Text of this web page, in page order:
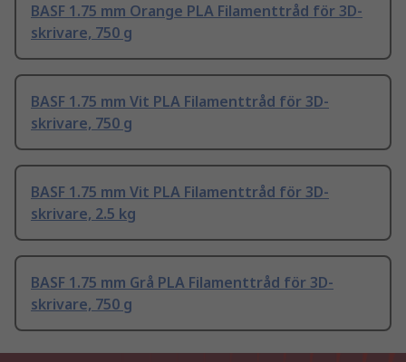
BASF 1.75 mm Orange PLA Filamenttråd för 3D-
skrivare, 750 g
BASF 1.75 mm Vit PLA Filamenttråd för 3D-
skrivare, 750 g
BASF 1.75 mm Vit PLA Filamenttråd för 3D-
skrivare, 2.5 kg
BASF 1.75 mm Grå PLA Filamenttråd för 3D-
skrivare, 750 g